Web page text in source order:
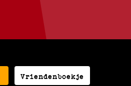
Vriendenboekje